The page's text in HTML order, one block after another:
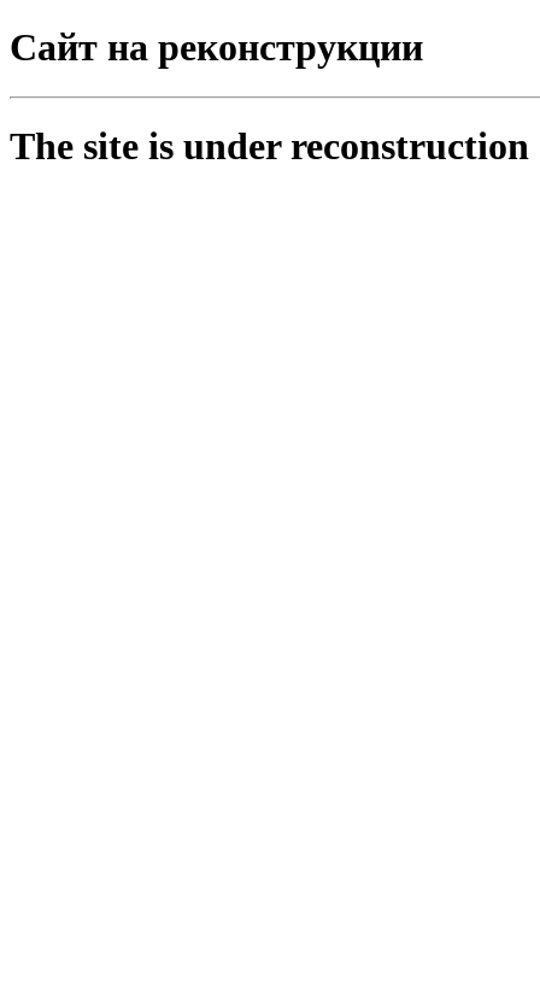
Сайт на реконструкции
The site is under reconstruction